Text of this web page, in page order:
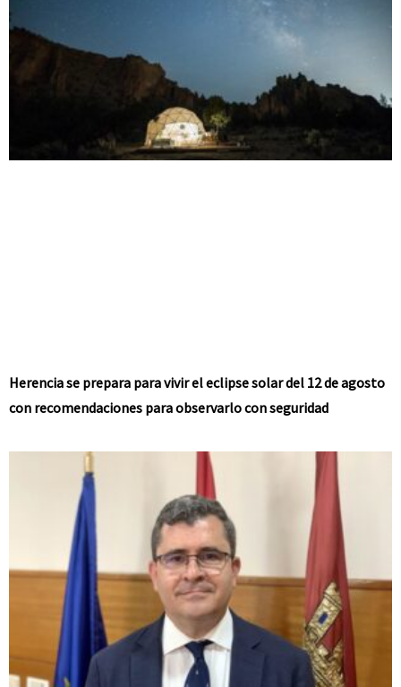
Herencia se prepara para vivir el eclipse solar del 12 de agosto
con recomendaciones para observarlo con seguridad